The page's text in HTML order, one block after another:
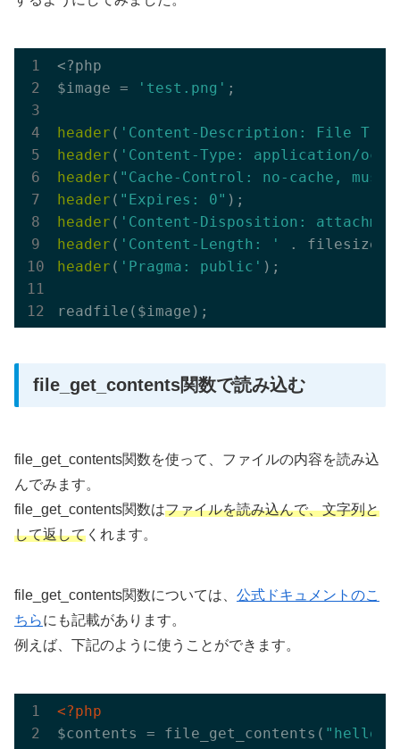
<?php
$image =
'test.png' ;
header ( 'Content-Description: File
header ( 'Content-Type: application/
header ( "Cache-Control: no-cache,
header ( "Expires: 0"
header ( 'Content-Disposition:
header ( 'Content-Length: '
header ( 'Pragma: public' );
file_get_contents関数で読み込む
file_get_contents関数を使って、ファイルの内容を読み込
んでみます。
file_get_contents関数はファイルを読み込んで、文字列と
して返して くれます。
file_get_contents関数については、 公式ドキュメントのこ
ちらにも記載があります。
例えば、下記のように使うことができます。
<?php
$contents = file_get_contents(